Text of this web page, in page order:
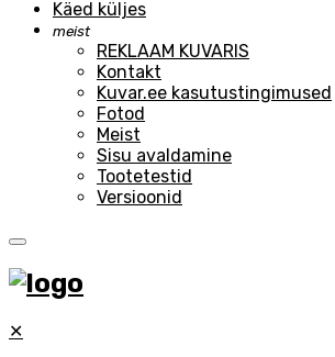
Käed küljes
meist
REKLAAM KUVARIS
Kontakt
Kuvar.ee kasutustingimused
Fotod
Meist
Sisu avaldamine
Tootetestid
Versioonid
✕